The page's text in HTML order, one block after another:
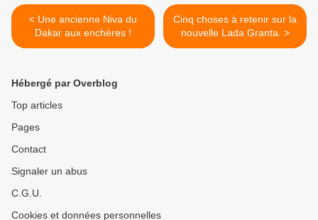
< Une ancienne Niva du
Dakar aux enchères !
Cinq choses à retenir sur la
nouvelle Lada Granta. >
Hébergé par Overblog
Top articles
Pages
Contact
Signaler un abus
C.G.U.
Cookies et données personnelles